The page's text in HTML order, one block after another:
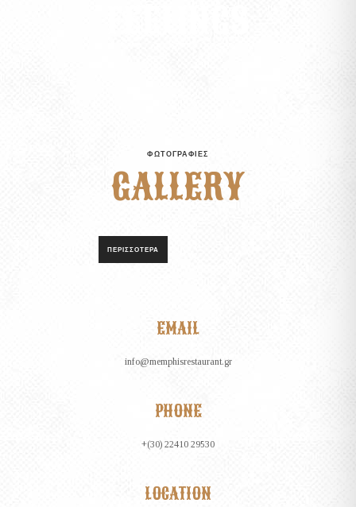
ΦΩΤΟΓΡΑΦΙΕΣ
GALLERY
ΠΕΡΙΣΣΟΤΕΡΑ
EMAIL
info@memphisrestaurant.gr
PHONE
+(30) 22410 29530
LOCATION